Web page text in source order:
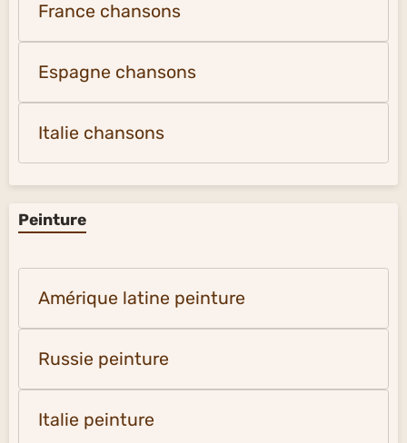
France chansons
Espagne chansons
Italie chansons
Peinture
Amérique latine peinture
Russie peinture
Italie peinture